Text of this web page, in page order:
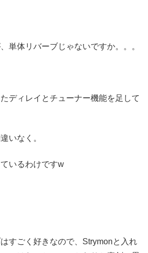
単体リバーブじゃないですか。。。
ディレイとチューナー機能を足して
いなく。
いるわけですw
すごく好きなので、Strymonと入れ